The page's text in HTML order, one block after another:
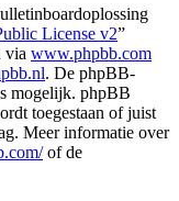
License v2”
via www.phpbb.com
. De phpBB-
mogelijk. phpBB
toegestaan of juist
Meer informatie over
of de